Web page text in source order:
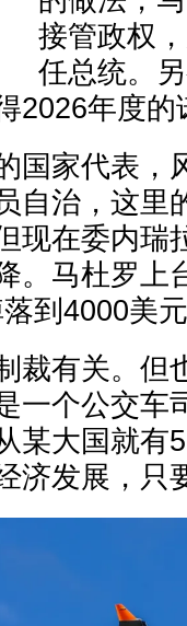
接管政权
任总统。
2026年度的
国家代表，
自治，这里
现在委内瑞
。马杜罗上
到4000美
裁有关。但
一个公交车
某大国就
济发展，只